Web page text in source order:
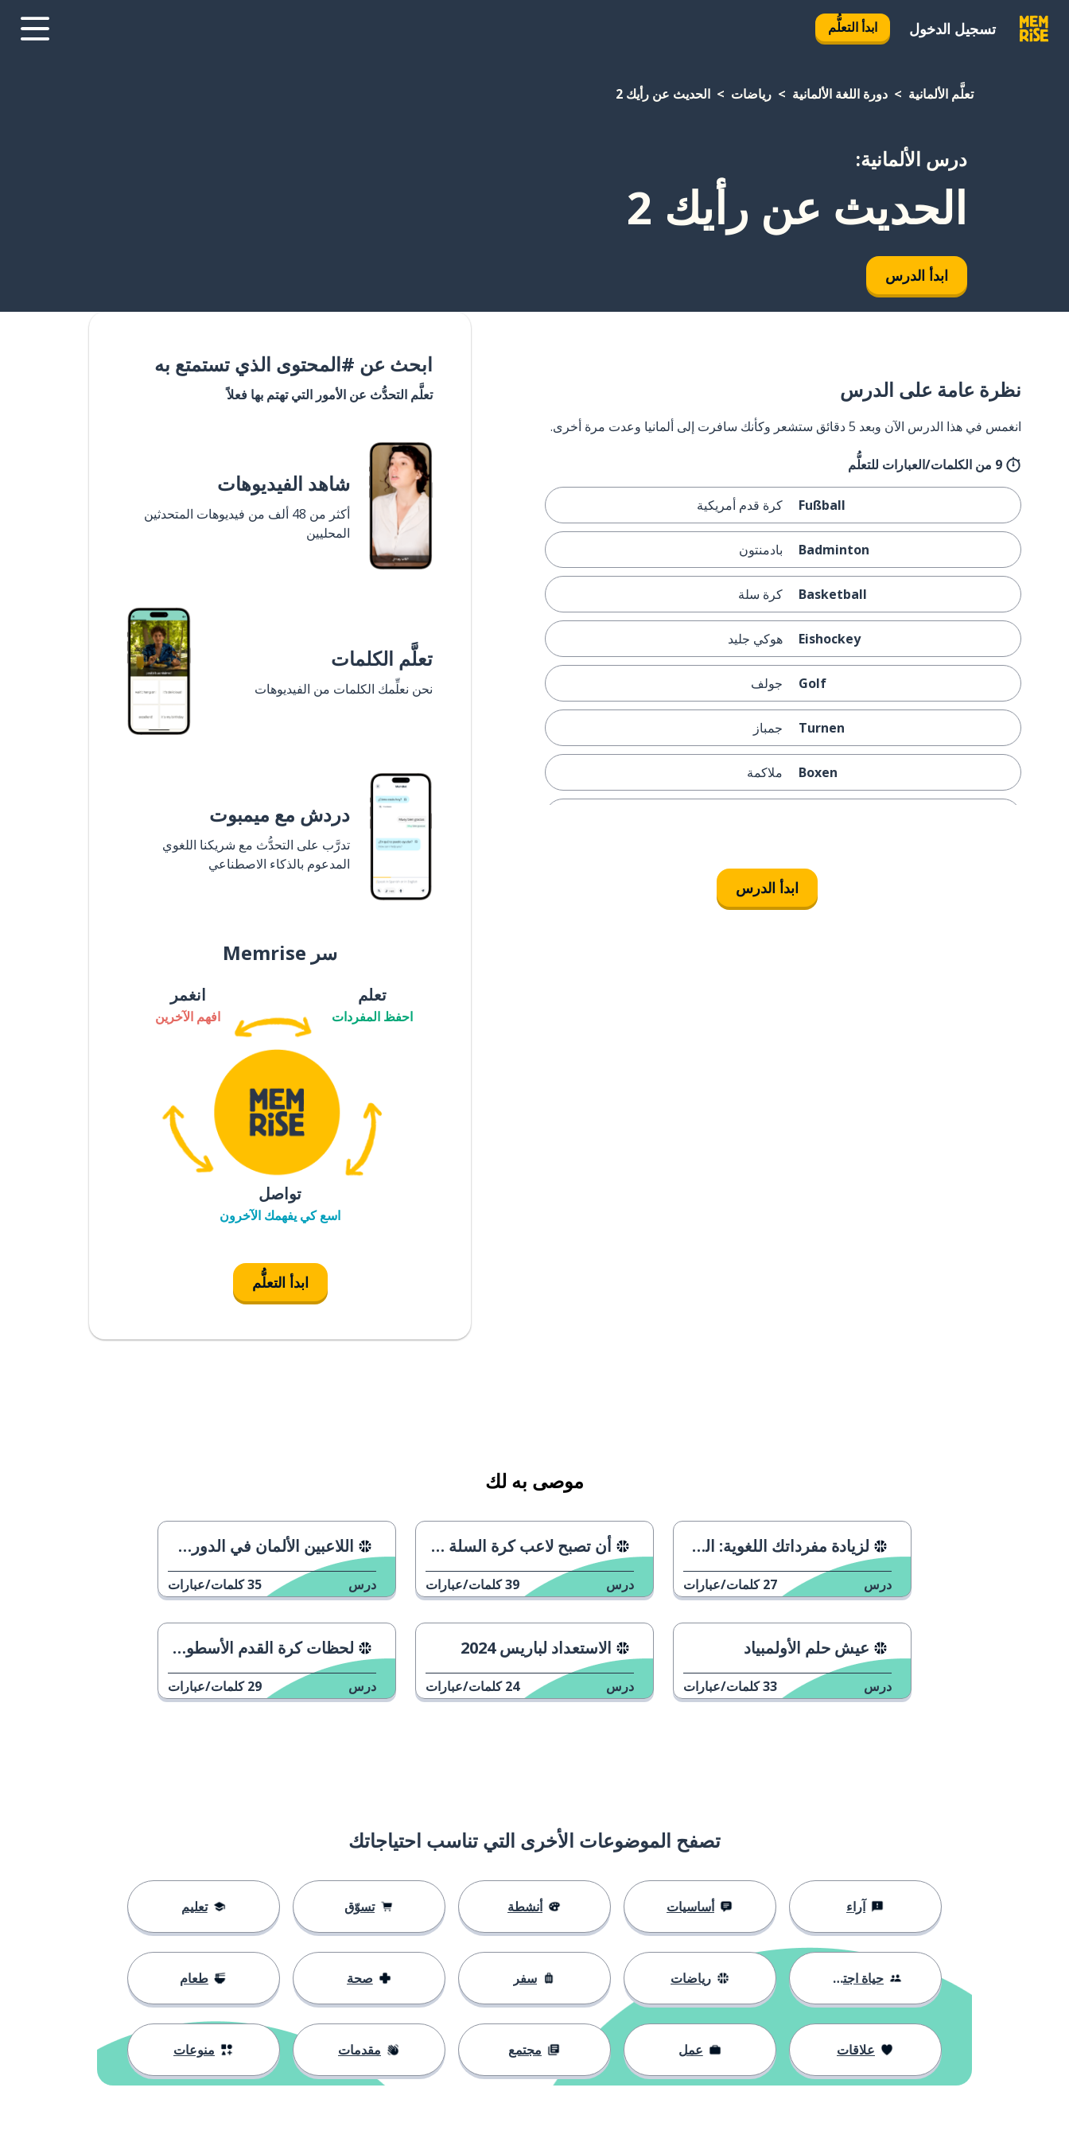
تسجيل الدخول ابدأ التعلُّم
تعلَّم الألمانية دورة اللغة الألمانية رياضات الحديث عن رأيك 2
درس الألمانية:
الحديث عن رأيك 2
ابدأ الدرس
نظرة عامة على الدرس
انغمس في هذا الدرس الآن وبعد 5 دقائق ستشعر وكأنك سافرت إلى ألمانيا وعدت مرة أخرى.
9 من الكلمات/العبارات للتعلُّم
Fußball كرة قدم أمريكية
Badminton بادمنتون
Basketball كرة سلة
Eishockey هوكي جليد
Golf جولف
Turnen جمباز
Boxen ملاكمة
ابدأ الدرس
ابحث عن #المحتوى الذي تستمتع به
تعلَّم التحدُّث عن الأمور التي تهتم بها فعلاً
شاهد الفيديوهات
أكثر من 48 ألف من فيديوهات المتحدثين
المحليين
تعلَّم الكلمات
نحن نعلِّمك الكلمات من الفيديوهات
دردش مع ميمبوت
تدرَّب على التحدُّث مع شريكنا اللغوي
المدعوم بالذكاء الاصطناعي
سر Memrise
تعلم
احفظ المفردات
انغمر
افهم الآخرين
تواصل
اسع كي يفهمك الآخرون
ابدأ التعلُّم
موصى به لك
لزيادة مفرداتك اللغوية: الطقس
درس 27 كلمات/عبارات
أن تصبح لاعب كرة السلة في الدوري الأمريكي
درس 39كلمات/عبارات
اللاعبين الألمان في الدوري الأمريكي لكرة السلة
درس 35كلمات/عبارات
عيش حلم الأولمبياد
درس 33كلمات/عبارات
الاستعداد لباريس 2024
درس 24 كلمات/عبارات
لحظات كرة القدم الأسطورية
درس 29 كلمات/عبارات
تصفح الموضوعات الأخرى التي تناسب احتياجاتك
آراء أساسيات أنشطة تسوّق تعليم
حياة اجتماعية رياضات سفر صحة طعام
علاقات عمل مجتمع مقدمات منوعات